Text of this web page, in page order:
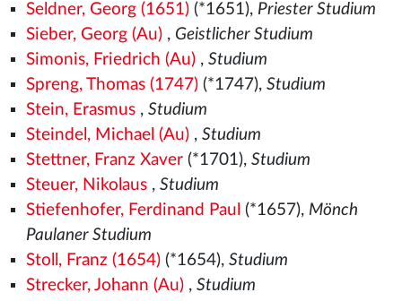
Seldner, Georg (1651)(*1651), Priester Studium
Sieber, Georg (Au), Geistlicher Studium
Simonis, Friedrich (Au), Studium
Spreng, Thomas (1747)(*1747), Studium
Stein, Erasmus, Studium
Steindel, Michael (Au), Studium
Stettner, Franz Xaver(*1701), Studium
Steuer, Nikolaus, Studium
Stiefenhofer, Ferdinand Paul (*1657), Mönch
Paulaner Studium
Stoll, Franz (1654)(*1654), Studium
Strecker, Johann (Au), Studium